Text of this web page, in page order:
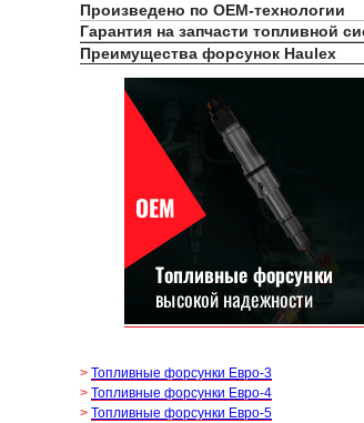
Произведено по OEM-технологии
Гарантия на запчасти топливной
Преимущества форсунок Haulex
> Топливные форсунки Евро-3
> Топливные форсунки Евро-4
> Топливные форсунки Евро-5